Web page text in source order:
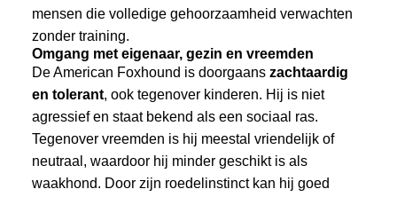
mensen die volledige gehoorzaamheid verwachten
zonder training.
Omgang met eigenaar, gezin en vreemden
De American Foxhound is doorgaans zachtaardig
en tolerant, ook tegenover kinderen. Hij is niet
agressief en staat bekend als een sociaal ras.
Tegenover vreemden is hij meestal vriendelijk of
neutraal, waardoor hij minder geschikt is als
waakhond. Door zijn roedelinstinct kan hij goed